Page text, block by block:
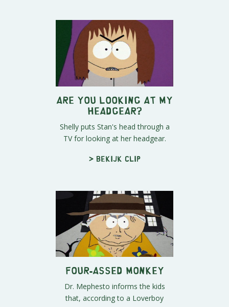
Are You Looking at My
Headgear?
Shelly puts Stan's head through a
TV for looking at her headgear.
> Bekijk clip
Four-assed Monkey
Dr. Mephesto informs the kids
that, according to a Loverboy